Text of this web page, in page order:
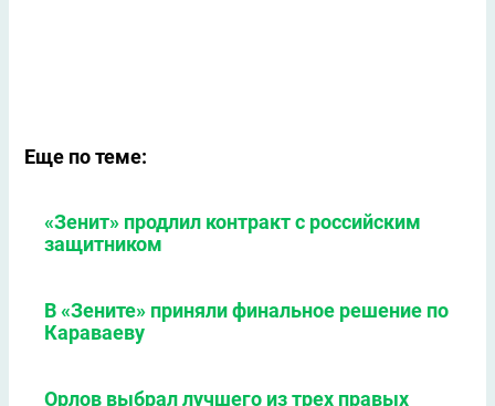
Еще по теме:
«Зенит» продлил контракт с российским
защитником
В «Зените» приняли финальное решение по
Караваеву
Орлов выбрал лучшего из трех правых